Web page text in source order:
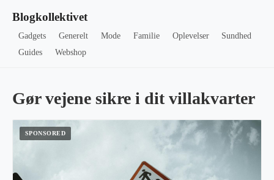
Blogkollektivet
Gadgets Generelt Mode Familie Oplevelser
Sundhed
Guides
Webshop
Gør vejene sikre i dit villakvarter